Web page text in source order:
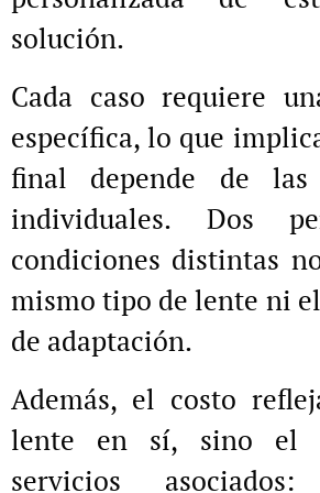
solución.
Cada caso requiere
específica, lo que
final depende de las
individuales. Dos
condiciones distintas
mismo tipo de lente ni
de adaptación.
Además, el costo
lente en sí, sino el
servicios asociados: